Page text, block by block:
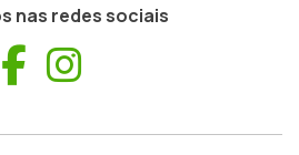
nas redes sociais
Facebook